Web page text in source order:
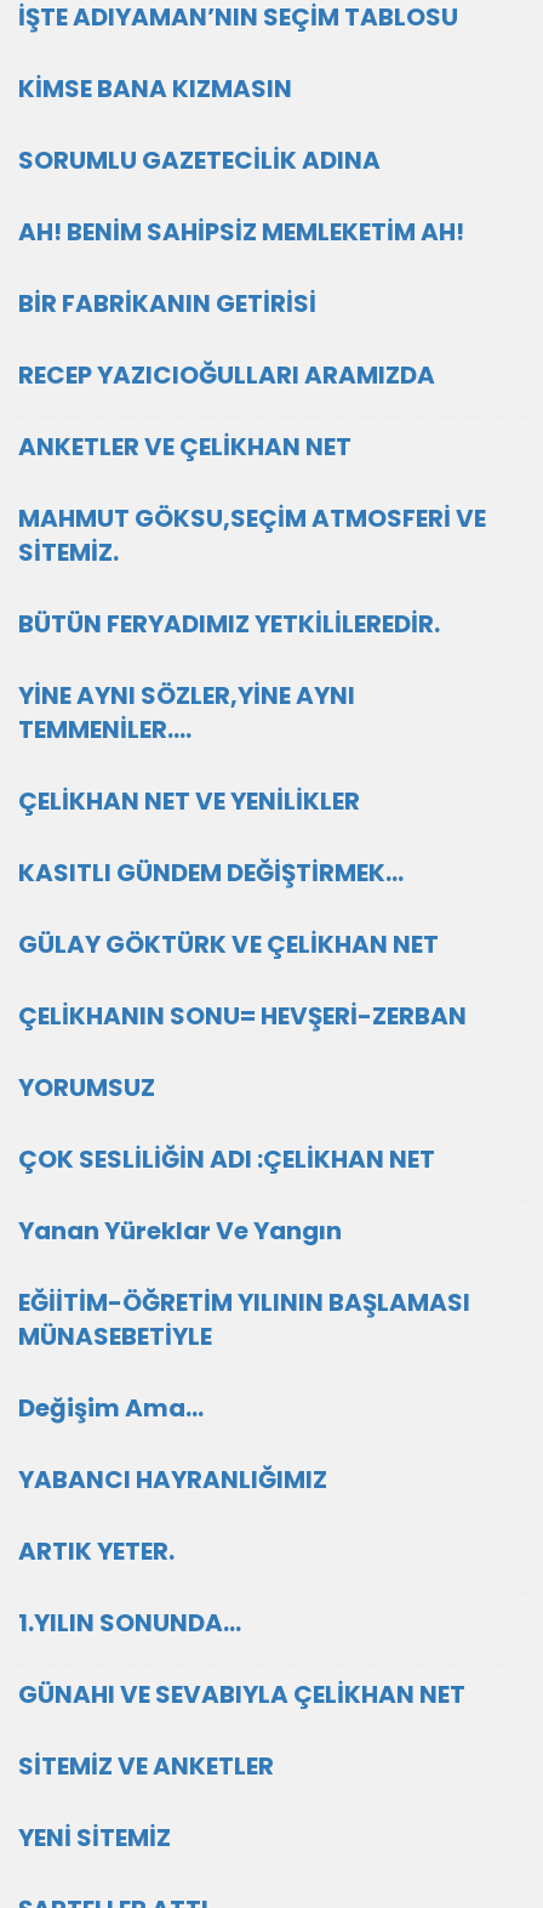
İŞTE ADIYAMAN’NIN SEÇİM TABLOSU
KİMSE BANA KIZMASIN
SORUMLU GAZETECİLİK ADINA
AH! BENİM SAHİPSİZ MEMLEKETİM AH!
BİR FABRİKANIN GETİRİSİ
RECEP YAZICIOĞULLARI ARAMIZDA
ANKETLER VE ÇELİKHAN NET
MAHMUT GÖKSU,SEÇİM ATMOSFERİ VE
SİTEMİZ.
BÜTÜN FERYADIMIZ YETKİLİLEREDİR.
YİNE AYNI SÖZLER,YİNE AYNI
TEMMENİLER....
ÇELİKHAN NET VE YENİLİKLER
KASITLI GÜNDEM DEĞİŞTİRMEK...
GÜLAY GÖKTÜRK VE ÇELİKHAN NET
ÇELİKHANIN SONU= HEVŞERİ-ZERBAN
YORUMSUZ
ÇOK SESLİLİĞİN ADI :ÇELİKHAN NET
Yanan Yüreklar Ve Yangın
EĞİİTİM-ÖĞRETİM YILININ BAŞLAMASI
MÜNASEBETİYLE
Değişim Ama...
YABANCI HAYRANLIĞIMIZ
ARTIK YETER.
1.YILIN SONUNDA...
GÜNAHI VE SEVABIYLA ÇELİKHAN NET
SİTEMİZ VE ANKETLER
YENİ SİTEMİZ